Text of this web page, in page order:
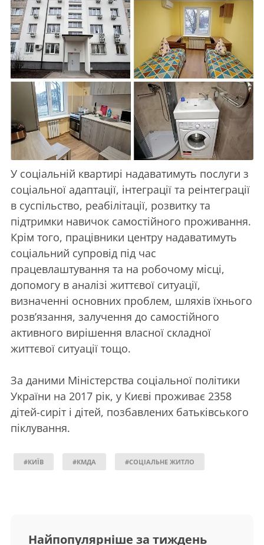
У соціальній квартирі надаватимуть послуги з
соціальної адаптації, інтеграції та реінтеграції
в суспільство, реабілітації, розвитку та
підтримки навичок самостійного проживання.
Крім того, працівники центру надаватимуть
соціальний супровід під час
працевлаштування та на робочому місці,
допомогу в аналізі життєвої ситуації,
визначенні основних проблем, шляхів їхнього
розв’язання, залучення до самостійного
активного вирішення власної складної
життєвої ситуації тощо.
За даними Міністерства соціальної політики
України на 2017 рік, у Києві проживає 2358
дітей-сиріт і дітей, позбавлених батьківського
піклування.
#КИЇВ #КМДА #СОЦІАЛЬНЕ ЖИТЛО
Найпопулярніше за тиждень